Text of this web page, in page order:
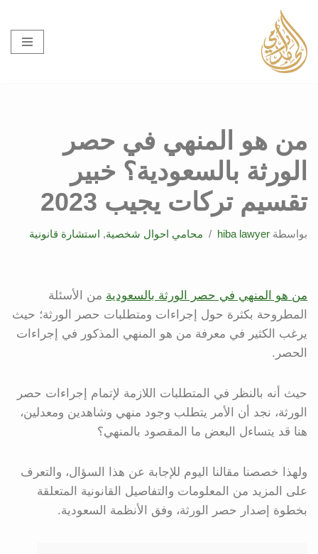
تخطى
إلى
المحتوى
من هو المنهي في حصر
الورثة بالسعودية؟ خبير
تقسيم تركات يجيب 2023
بواسطة hiba lawyer محامي احوال شخصية, استشارة قانونية
من هو المنهي في حصر الورثة بالسعودية من الأسئلة
المطروحة بكثرة حول إجراءات ومتطلبات حصر الورثة؛ حيث
يرغب الكثير في معرفة من هو المنهي المذكور في إجراءات
الحصر.
حيث أنه بالنظر في المتطلبات اللازمة لإتمام إجراءات حصر
الورثة، نجد أن الأمر يتطلب وجود منهي وشاهدين ومعدلين،
هنا قد يتساءل البعض ما المقصود بالمنهي؟
ولهذا خصصنا مقالنا اليوم للإجابة عن هذا السؤال، والتعرف
على المزيد من المعلومات والتفاصيل القانونية المتعلقة
بخطوة إصدار حصر الورثة، وفق الأنظمة السعودية.